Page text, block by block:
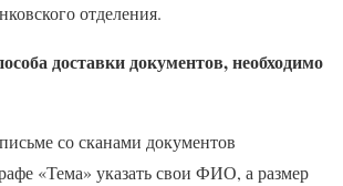
отделения.
доставки документов, необходимо
со сканами документов
«Тема» указать свои ФИО, а размер